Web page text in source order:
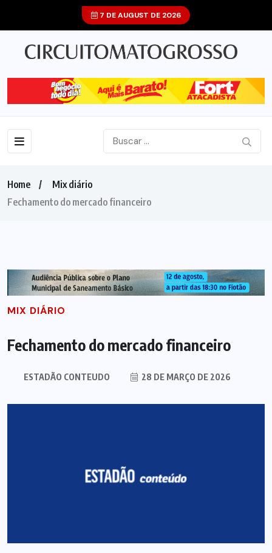
7 DE AUGUST DE 2026
Home
Mix diário
Fechamento do mercado financeiro
MIX DIÁRIO
Fechamento do mercado financeiro
ESTADÃO CONTEUDO 28 DE MARÇO DE 2026